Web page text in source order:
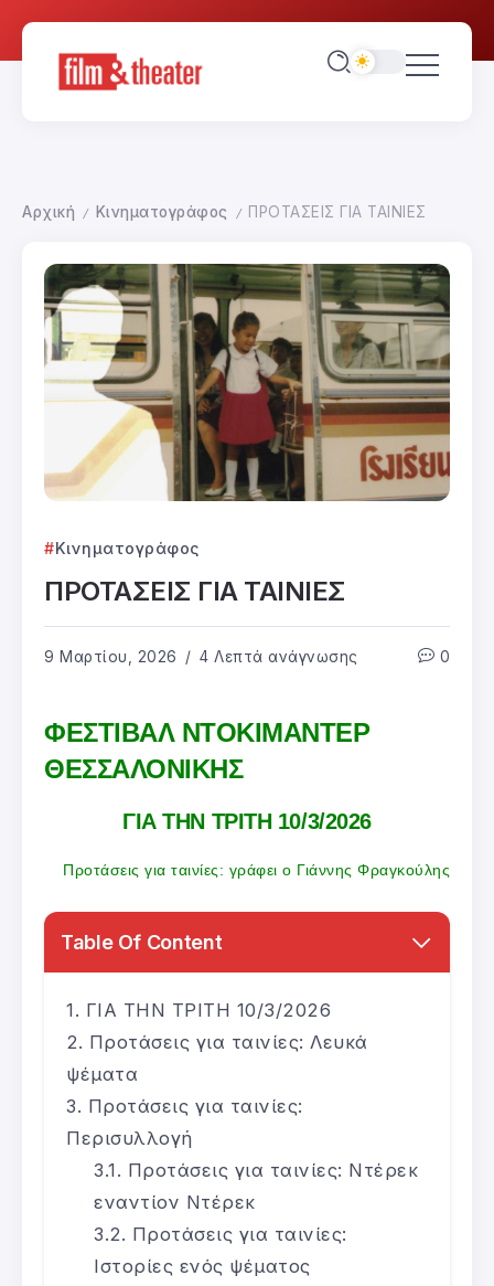
Αρχική / Κινηματογράφος / ΠΡΟΤΑΣΕΙΣ ΓΙΑ ΤΑΙΝΙΕΣ
Κινηματογράφος
ΠΡΟΤΑΣΕΙΣ ΓΙΑ ΤΑΙΝΙΕΣ
9 Μαρτίου, 2026 4 Λεπτά ανάγνωσης 0
ΦΕΣΤΙΒΑΛ ΝΤΟΚΙΜΑΝΤΕΡ
ΘΕΣΣΑΛΟΝΙΚΗΣ
ΓΙΑ ΤΗΝ ΤΡΙΤΗ 10/3/2026
Προτάσεις για ταινίες: γράφει ο Γιάννης Φραγκούλης
Table Of Content
ΓΙΑ ΤΗΝ ΤΡΙΤΗ 10/3/2026
Προτάσεις για ταινίες: Λευκά
ψέματα
Προτάσεις για ταινίες:
Περισυλλογή
Προτάσεις για ταινίες: Ντέρεκ
εναντίον Ντέρεκ
Προτάσεις για ταινίες:
Ιστορίες ενός ψέματος